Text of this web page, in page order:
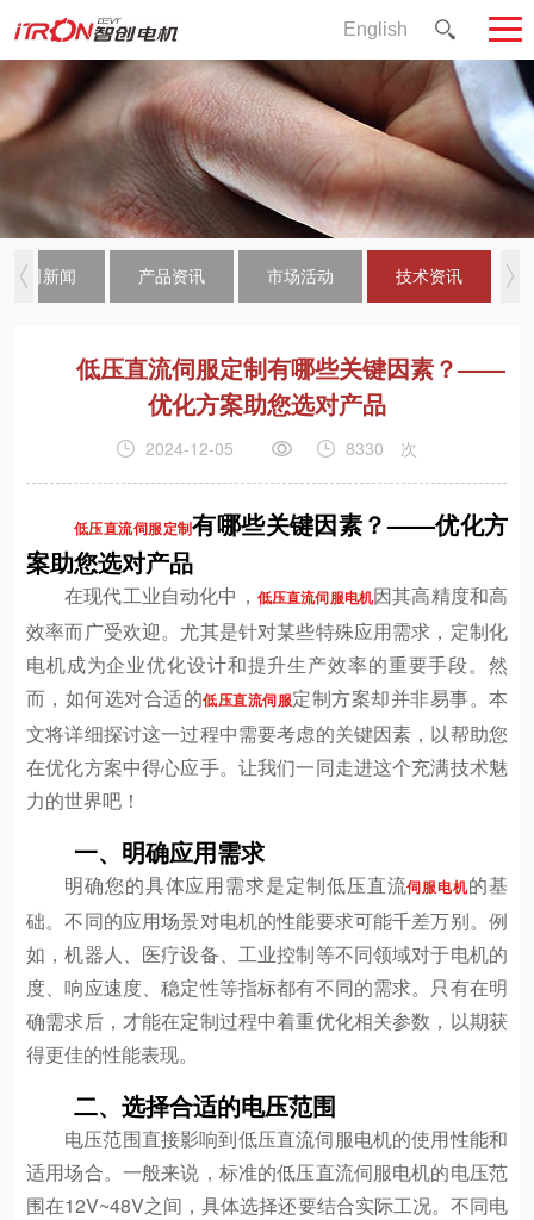
English
公司新闻 产品资讯 市场活动 技术资讯
低压直流伺服定制有哪些关键因素？——
优化方案助您选对产品
2024-12-05 8330 次
低压直流伺服定制有哪些关键因素？——优化方
案助您选对产品
在现代工业自动化中， 低压直流伺服电机因其高精度和高
效率而广受欢迎。尤其是针对某些特殊应用需求，定制化
电机成为企业优化设计和提升生产效率的重要手段。然
而，如何选对合适的低压直流伺服定制方案却并非易事。本
文将详细探讨这一过程中需要考虑的关键因素，以帮助您
在优化方案中得心应手。让我们一同走进这个充满技术魅
力的世界吧！
一、明确应用需求
明确您的具体应用需求是定制低压直流伺服电机的基
础。不同的应用场景对电机的性能要求可能千差万别。例
如，机器人、医疗设备、工业控制等不同领域对于电机的
度、响应速度、稳定性等指标都有不同的需求。只有在明
确需求后，才能在定制过程中着重优化相关参数，以期获
得更佳的性能表现。
二、选择合适的电压范围
电压范围直接影响到低压直流伺服电机的使用性能和
适用场合。一般来说，标准的低压直流伺服电机的电压范
围在12V~48V之间，具体选择还要结合实际工况。不同电